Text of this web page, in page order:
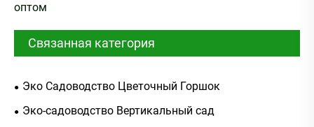
оптом
Связанная категория
Эко Садоводство Цветочный Горшок
Эко-садоводство Вертикальный сад